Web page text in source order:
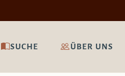
SUCHE ÜBER UNS